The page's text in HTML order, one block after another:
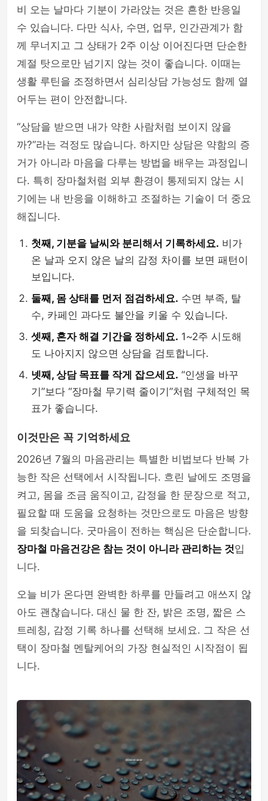
비 오는 날마다 기분이 가라앉는 것은 흔한 반응일
수 있습니다. 다만 식사, 수면, 업무, 인간관계가 함
께 무너지고 그 상태가 2주 이상 이어진다면 단순한
계절 탓으로만 넘기지 않는 것이 좋습니다. 이때는
생활 루틴을 조정하면서 심리상담 가능성도 함께 열
어두는 편이 안전합니다.
“상담을 받으면 내가 약한 사람처럼 보이지 않을
까?”라는 걱정도 많습니다. 하지만 상담은 약함의 증
거가 아니라 마음을 다루는 방법을 배우는 과정입니
다. 특히 장마철처럼 외부 환경이 통제되지 않는 시
기에는 내 반응을 이해하고 조절하는 기술이 더 중요
해집니다.
첫째, 기분을 날씨와 분리해서 기록하세요. 비가
온 날과 오지 않은 날의 감정 차이를 보면 패턴이
보입니다.
둘째, 몸 상태를 먼저 점검하세요. 수면 부족, 탈
수, 카페인 과다도 불안을 키울 수 있습니다.
셋째, 혼자 해결 기간을 정하세요. 1~2주 시도해
도 나아지지 않으면 상담을 검토합니다.
넷째, 상담 목표를 작게 잡으세요. “인생을 바꾸
기”보다 “장마철 무기력 줄이기”처럼 구체적인 목
표가 좋습니다.
이것만은 꼭 기억하세요
2026년 7월의 마음관리는 특별한 비법보다 반복 가
능한 작은 선택에서 시작됩니다. 흐린 날에도 조명을
켜고, 몸을 조금 움직이고, 감정을 한 문장으로 적고,
필요할 때 도움을 요청하는 것만으로도 마음은 방향
을 되찾습니다. 굿마음이 전하는 핵심은 단순합니다.
장마철 마음건강은 참는 것이 아니라 관리하는 것입
니다.
오늘 비가 온다면 완벽한 하루를 만들려고 애쓰지 않
아도 괜찮습니다. 대신 물 한 잔, 밝은 조명, 짧은 스
트레칭, 감정 기록 하나를 선택해 보세요. 그 작은 선
택이 장마철 멘탈케어의 가장 현실적인 시작점이 됩
니다.